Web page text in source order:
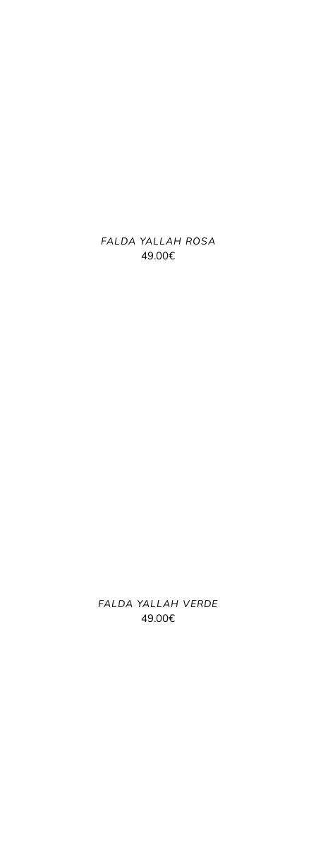
FALDA YALLAH ROSA
49.00€
FALDA YALLAH VERDE
49.00€